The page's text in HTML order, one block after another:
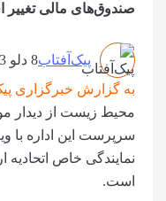
صندوق‌های مالی تغییر
پیک‌آفتاب8 دلو 1403
به گزارش خبرگزاری
محیط زیست از دیدار
سرپرست این اداره با
نمایندگی خاص اتحادیه
است.